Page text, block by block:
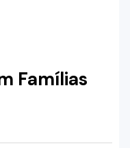
Famílias